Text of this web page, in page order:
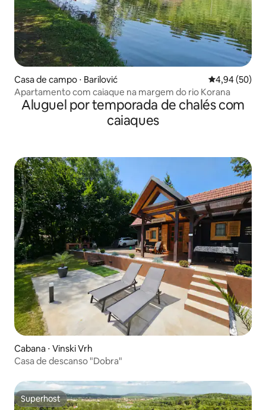
Casa de campo ⋅ Barilović 4,94 de uma
4,94 (50)
Apartamento com caiaque na margem do rio Korana
Aluguel por temporada de chalés com
caiaques
Cabana ⋅ Vinski Vrh
Casa de descanso "Dobra"
Superhost
Superhost